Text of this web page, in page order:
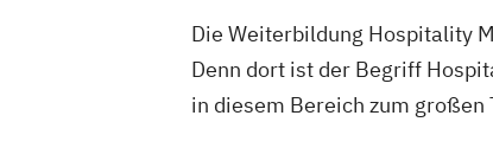
Die Weiterbildung Hospitality
Denn dort ist der Begriff
in diesem Bereich zum großen